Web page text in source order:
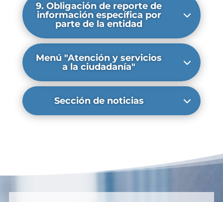
9. Obligación de reporte de
información específica por
parte de la entidad
Menú "Atención y servicios
a la ciudadanía"
Sección de noticias